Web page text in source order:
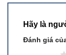
Hãy là
Đánh giá